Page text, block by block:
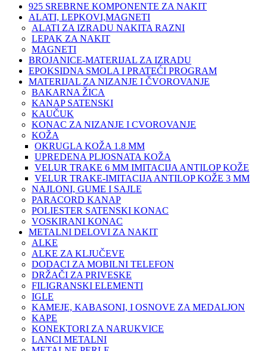
925 SREBRNE KOMPONENTE ZA NAKIT
ALATI, LEPKOVI,MAGNETI
ALATI ZA IZRADU NAKITA RAZNI
LEPAK ZA NAKIT
MAGNETI
BROJANICE-MATERIJAL ZA IZRADU
EPOKSIDNA SMOLA I PRATEĆI PROGRAM
MATERIJAL ZA NIZANJE I ČVOROVANJE
BAKARNA ŽICA
KANAP SATENSKI
KAUČUK
KONAC ZA NIZANJE I CVOROVANJE
KOŽA
OKRUGLA KOŽA 1.8 MM
UPREDENA PLJOSNATA KOŽA
VELUR TRAKE 6 MM IMITACIJA ANTILOP KOŽE
VELUR TRAKE-IMITACIJA ANTILOP KOŽE 3 MM
NAJLONI, GUME I SAJLE
PARACORD KANAP
POLIESTER SATENSKI KONAC
VOSKIRANI KONAC
METALNI DELOVI ZA NAKIT
ALKE
ALKE ZA KLJUČEVE
DODACI ZA MOBILNI TELEFON
DRŽAČI ZA PRIVESKE
FILIGRANSKI ELEMENTI
IGLE
KAMEJE, KABASONI, I OSNOVE ZA MEDALJON
KAPE
KONEKTORI ZA NARUKVICE
LANCI METALNI